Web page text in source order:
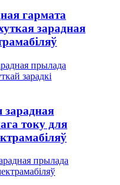
гармата
зарадная
зарадная
току для